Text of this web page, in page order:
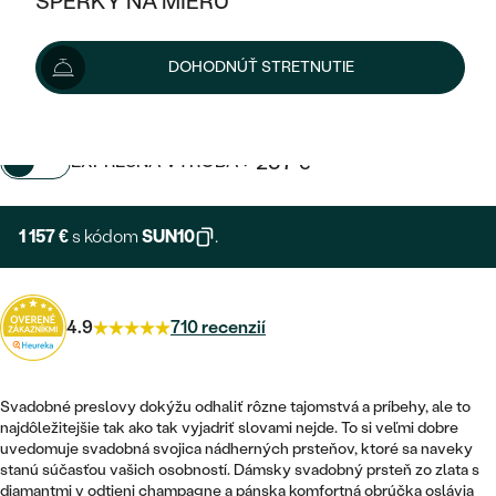
KOMBINOVANÉ ZLATO
PODĽA ŠTÝLU
BEZ KAMEŇA
ETERNITY
VYKROJENÉ
VINTAGE
NETRADIČNÉ
TEPANÉ
POSTRANNÉ DRAHOKAMY
HALO
SET ZÁSNUBNÉHO PRSTEŇA A
NETRADIČNÉ
ZOSTAVTE SI PRSTEŇ
ZAČAŤ S PRSTEŇOM
VÝPREDAJ
ŠPERKY ČO POMÁHAJÚ
PODĽA TYPU
NÁUŠNICE
PRSTENE
PRÍVESKY
SETY
PÁNSKE ŠPERKY
PLATINOVÉ
KRUHOVÉ
MINIMALISTICKÉ
VISIACE
SOLITÉR
V TVARE SRDCA
ZLATÉ
STRIEBORNÉ
SOLITÉR
NARODENIE DIEŤAŤA
SO ZNAMENÍM ZVEROKRUHU
MINIMALISTICKÉ
VÝPREDAJ
ZLATÉ
PLATINOVÉ
PODĽA ŠTÝLU
MINIMALISTICKÉ
DOHODNÚŤ STRETNUTIE
1 285 € cena za pár
EXPRESNÁ VÝROBA + 257 €
1 157 €s kódom SUN10 .
4.9 710 recenzií
Svadobné preslovy dokýžu odhaliť rôzne tajomstvá a príbehy, ale to
najdôležitejšie tak ako tak vyjadriť slovami nejde. To si veľmi dobre
uvedomuje svadobná svojica nádherných prsteňov, ktoré sa naveky
stanú súčasťou vašich osobností. Dámsky svadobný prsteň zo zlata s
diamantmi v odtieni champagne a pánska komfortná obrúčka oslávia